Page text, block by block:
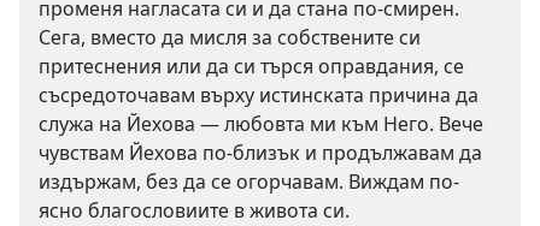
променя нагласата си и да стана по-смирен.
Сега, вместо да мисля за собствените си
притеснения или да си търся оправдания, се
съсредоточавам върху истинската причина да
служа на Йехова — любовта ми към Него. Вече
чувствам Йехова по-близък и продължавам да
издържам, без да се огорчавам. Виждам по-
ясно благословиите в живота си.